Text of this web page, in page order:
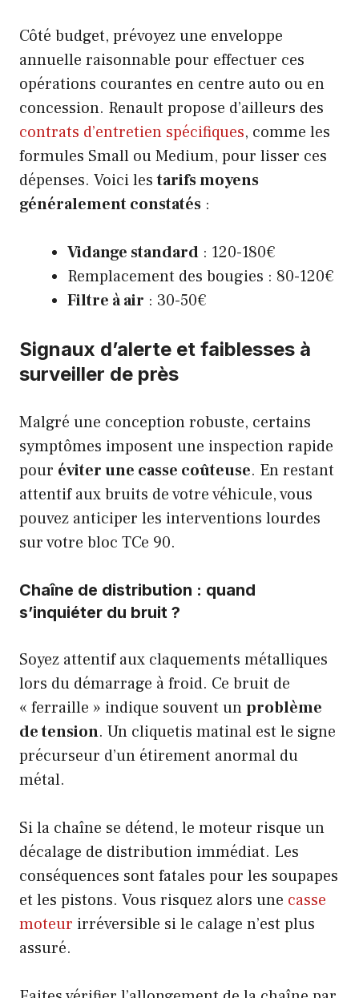
Côté budget, prévoyez une enveloppe
annuelle raisonnable pour effectuer ces
opérations courantes en centre auto ou en
concession. Renault propose d’ailleurs des
contrats d’entretien spécifiques, comme les
formules Small ou Medium, pour lisser ces
dépenses. Voici lestarifs moyens
généralement constatés :
Vidange standard : 120-180€
Remplacement des bougies : 80-120€
Filtre à air : 30-50€
Signaux d’alerte et faiblesses à
surveiller de près
Malgré une conception robuste, certains
symptômes imposent une inspection rapide
pour éviter une casse coûteuse. En restant
attentif aux bruits de votre véhicule, vous
pouvez anticiper les interventions lourdes
sur votre bloc TCe 90.
Chaîne de distribution : quand
s’inquiéter du bruit ?
Soyez attentif aux claquements métalliques
lors du démarrage à froid. Ce bruit de
« ferraille » indique souvent unproblème
de tension. Un cliquetis matinal est le signe
précurseur d’un étirement anormal du
métal.
Si la chaîne se détend, le moteur risque un
décalage de distribution immédiat. Les
conséquences sont fatales pour les soupapes
et les pistons. Vous risquez alors une casse
moteur irréversible si le calage n’est plus
assuré.